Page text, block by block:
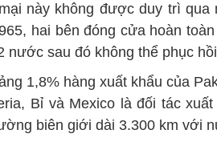
này không được duy trì qua
hai bên đóng cửa hoàn
nước sau đó không thể phục
1,8% hàng xuất khẩu của
Bỉ và Mexico là đối tác
biên giới dài 3.300 km với